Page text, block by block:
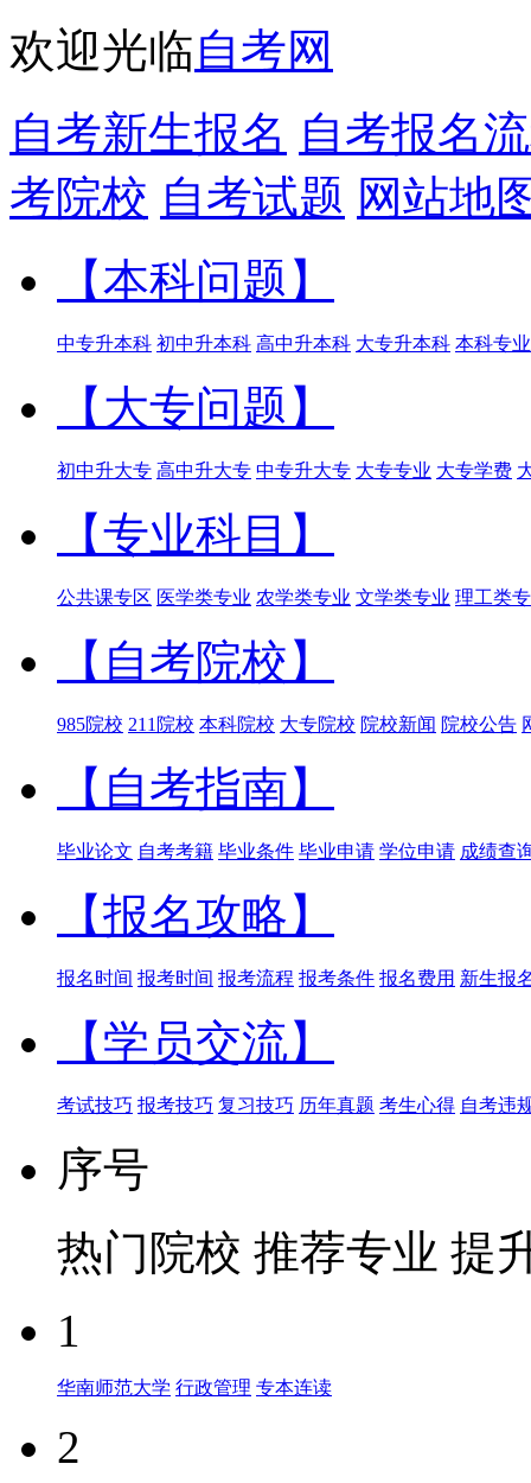
欢迎光临自考网
自考新生报名 自考报名
考院校 自考试题 网站地
【本科问题】
中专升本科 初中升本科 高中升本科 大专升本科 本科专业
【大专问题】
初中升大专 高中升大专 中专升大专 大专专业 大专学费
【专业科目】
公共课专区 医学类专业 农学类专业 文学类专业 理工类
【自考院校】
985院校 211院校 本科院校 大专院校 院校新闻 院校公告
【自考指南】
毕业论文 自考考籍 毕业条件 毕业申请 学位申请 成绩查
【报名攻略】
报名时间 报考时间 报考流程 报考条件 报名费用 新生报
【学员交流】
考试技巧 报考技巧 复习技巧 历年真题 考生心得 自考违
序号
热门院校 推荐专业 提
1
华南师范大学 行政管理 专本连读
2